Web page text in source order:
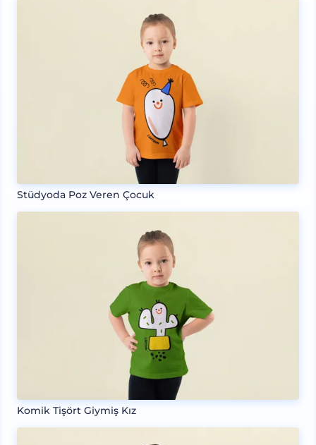
Stüdyoda Poz Veren Çocuk
Komik Tişört Giymiş Kız